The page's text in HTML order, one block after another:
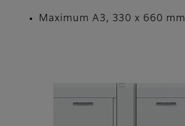
Maximum A3, 330 x 660 mm